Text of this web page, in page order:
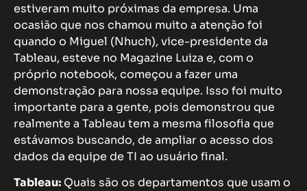
estiveram muito próximas da empresa. Uma
ocasião que nos chamou muito a atenção foi
quando o Miguel (Nhuch), vice-presidente da
Tableau, esteve no Magazine Luiza e, com o
próprio notebook, começou a fazer uma
demonstração para nossa equipe. Isso foi muito
importante para a gente, pois demonstrou que
realmente a Tableau tem a mesma filosofia que
estávamos buscando, de ampliar o acesso dos
dados da equipe de TI ao usuário final.
Tableau: Quais são os departamentos que usam o